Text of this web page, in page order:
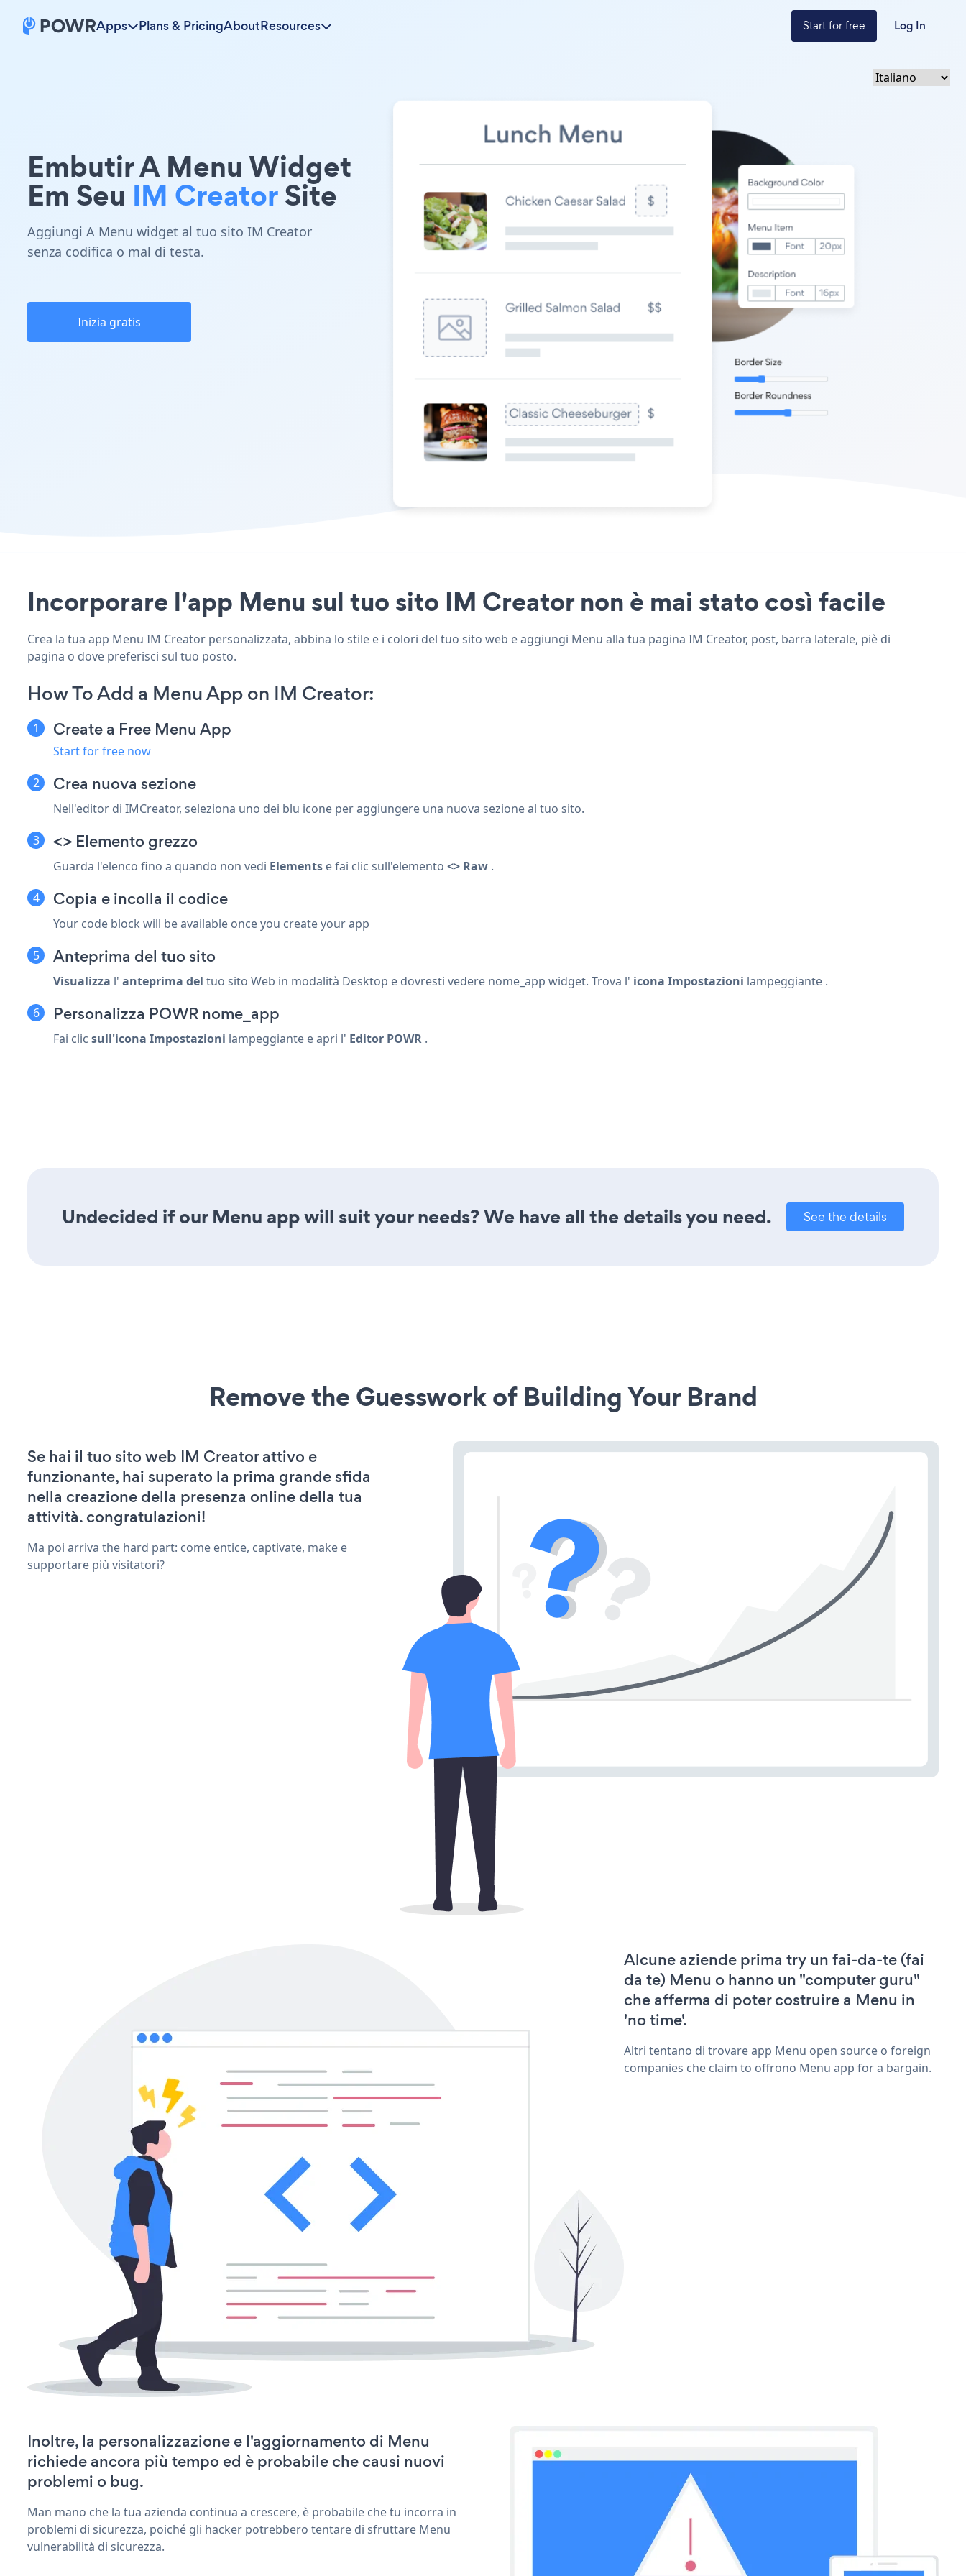
Apps Plans & PricingAboutResources Start for free Log In
Embutir A Menu Widget
Em Seu IM CreatorSite
Aggiungi A Menu widget al tuo sito IM Creator
senza codifica o mal di testa.
Inizia gratis
Incorporare l'app Menu sul tuo sito IM Creator non è mai stato così facile
Crea la tua app Menu IM Creator personalizzata, abbina lo stile e i colori del tuo sito web e aggiungi Menu alla tua pagina IM Creator, post, barra laterale, piè di
pagina o dove preferisci sul tuo posto.
How To Add a Menu App on IM Creator:
Create a Free Menu App
Start for free now
Crea nuova sezione
Nell'editor di IMCreator, seleziona uno dei blu icone per aggiungere una nuova sezione al tuo sito.
<> Elemento grezzo
Guarda l'elenco fino a quando non vedi Elements e fai clic sull'elemento <> Raw .
Copia e incolla il codice
Your code block will be available once you create your app
Anteprima del tuo sito
Visualizza l' anteprima del tuo sito Web in modalità Desktop e dovresti vedere nome_app widget. Trova l' icona Impostazioni lampeggiante .
Personalizza POWR nome_app
Fai clic sull'icona Impostazioni lampeggiante e apri l' Editor POWR .
Undecided if our Menu app will suit your needs? We have all the details you need. See the details
Remove the Guesswork of Building Your Brand
Se hai il tuo sito web IM Creator attivo e
funzionante, hai superato la prima grande sfida
nella creazione della presenza online della tua
attività. congratulazioni!
Ma poi arriva the hard part: come entice, captivate, make e
supportare più visitatori?
Alcune aziende prima try un fai-da-te (fai
da te) Menu o hanno un "computer guru"
che afferma di poter costruire a Menu in
'no time'.
Altri tentano di trovare app Menu open source o foreign
companies che claim to offrono Menu app for a bargain.
Inoltre, la personalizzazione e l'aggiornamento di Menu
richiede ancora più tempo ed è probabile che causi nuovi
problemi o bug.
Man mano che la tua azienda continua a crescere, è probabile che tu incorra in
problemi di sicurezza, poiché gli hacker potrebbero tentare di sfruttare Menu
vulnerabilità di sicurezza.